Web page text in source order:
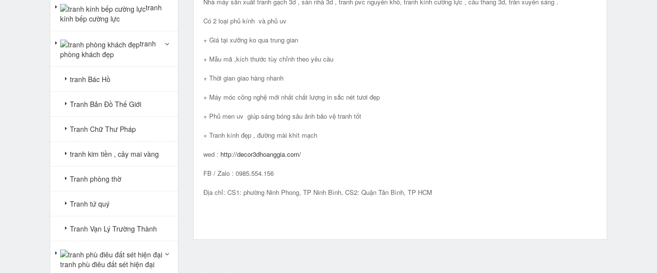
Có 2 loại phủ kính và phủ uv
+ Giá tại xưởng ko qua trung gian
+ Mẫu mã ,kích thước tùy chỉnh theo yêu cầu
+ Thời gian giao hàng nhanh
+ Máy móc công nghệ mới nhất chất lượng in sắc nét tươi đẹp
+ Phủ men uv giúp sáng bóng sâu ảnh bảo vệ tranh tốt
+ Tranh kính đẹp , đường mài khít mạch
wed : http://decor3dhoanggia.com/
FB / Zalo : 0985.554.156
Địa chỉ: CS1: phường Ninh Phong, TP Ninh Bình, CS2: Quận Tân Bình, TP HCM
tranh
kính bếp cường lực
tranh
phòng khách đẹp
tranh Bác Hồ
Tranh Bản Đồ Thế Giới
Tranh Chữ Thư Pháp
tranh kim tiền , cây mai vàng
Tranh phòng thờ
Tranh tứ quý
Tranh Vạn Lý Trường Thành
tranh phù điêu đất sét hiện đại